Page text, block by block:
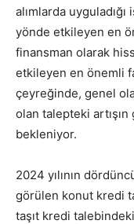
alımlarda uyguladığı
yönde etkileyen en
finansman olarak
etkileyen en önemli
çeyreğinde, genel
olan talepteki
bekleniyor.
2024 yılının
görülen konut kredi
taşıt kredi